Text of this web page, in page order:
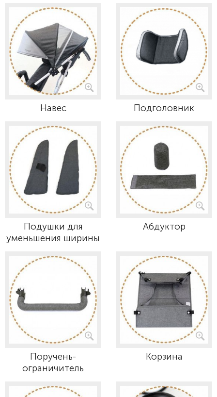
Навес Подголовник
Подушки для
уменьшения ширины
Абдуктор
Поручень-
ограничитель
Корзина